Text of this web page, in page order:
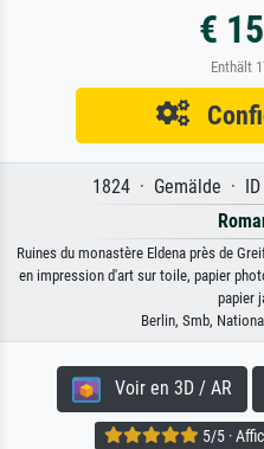
€
Enthält
1824 · Gemälde ·
Ruines du monastère Eldena près de
en impression d'art sur toile, papier
papier
Berlin, Smb,
Voir en 3D / AR
5/5 ·